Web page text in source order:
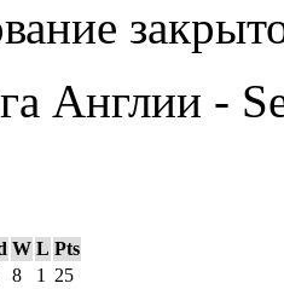
Англии -
W L Pts
8 1
25